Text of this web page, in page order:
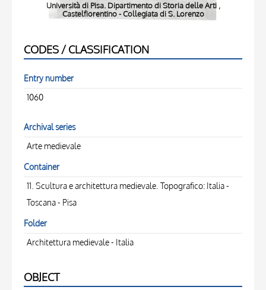
Università di Pisa. Dipartimento di Storia delle Arti ,
Castelfiorentino - Collegiata di S. Lorenzo
CODES / CLASSIFICATION
Entry number
1060
Archival series
Arte medievale
Container
11. Scultura e architettura medievale. Topografico: Italia -
Toscana - Pisa
Folder
Architettura medievale - Italia
OBJECT